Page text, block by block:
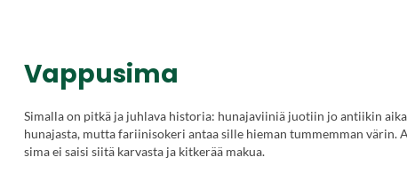
Vappusima
Simalla on pitkä ja juhlava historia: hunajaviiniä juotiin jo antiikin
hunajasta, mutta fariinisokeri antaa sille hieman tummemman värin.
sima ei saisi siitä karvasta ja kitkerää makua.